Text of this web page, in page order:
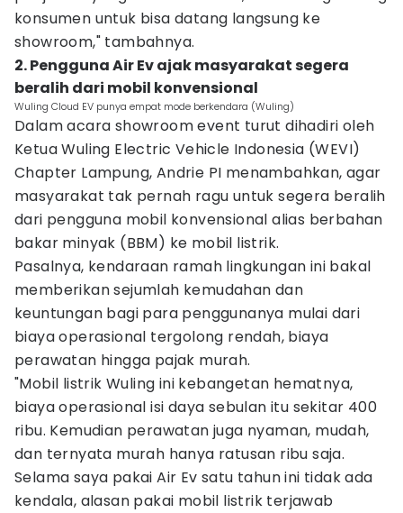
konsumen untuk bisa datang langsung ke
showroom," tambahnya.
2. Pengguna Air Ev ajak masyarakat segera
beralih dari mobil konvensional
Wuling Cloud EV punya empat mode berkendara (Wuling)
Dalam acara showroom event turut dihadiri oleh
Ketua Wuling Electric Vehicle Indonesia (WEVI)
Chapter Lampung, Andrie PI menambahkan, agar
masyarakat tak pernah ragu untuk segera beralih
dari pengguna mobil konvensional alias berbahan
bakar minyak (BBM) ke mobil listrik.
Pasalnya, kendaraan ramah lingkungan ini bakal
memberikan sejumlah kemudahan dan
keuntungan bagi para penggunanya mulai dari
biaya operasional tergolong rendah, biaya
perawatan hingga pajak murah.
"Mobil listrik Wuling ini kebangetan hematnya,
biaya operasional isi daya sebulan itu sekitar 400
ribu. Kemudian perawatan juga nyaman, mudah,
dan ternyata murah hanya ratusan ribu saja.
Selama saya pakai Air Ev satu tahun ini tidak ada
kendala, alasan pakai mobil listrik terjawab